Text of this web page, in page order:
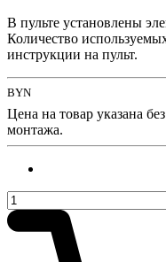
В пульте установлены
Количество
инструкции на пульт.
BYN
Цена на товар указана
монтажа.